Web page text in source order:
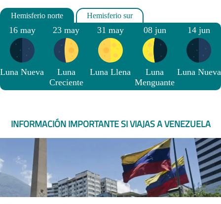
16 may
Luna Nueva
23 may
Luna
Creciente
31 may
Luna Llena
08 jun
Luna
Menguante
14 jun
Luna Nueva
INFORMACIÓN IMPORTANTE SI VIAJAS A VENEZUELA